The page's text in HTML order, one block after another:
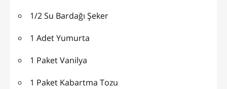
1/2 Su Bardağı Şeker
1 Adet Yumurta
1 Paket Vanilya
1 Paket Kabartma Tozu